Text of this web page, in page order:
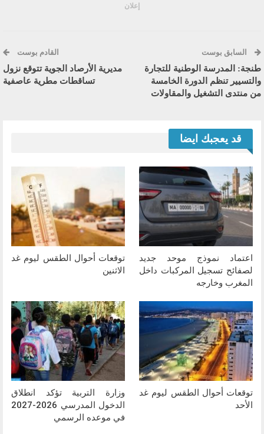
إعلان
السابق بوست
طنجة: المدرسة الوطنية للتجارة
والتسيير تنظم الدورة الخامسة
من منتدى التشغيل والمقاولات
القادم بوست
مديرية الأرصاد الجوية تتوقع نزول
تساقطات مطرية عاصفية
قد يعجبك ايضا
اعتماد نموذج موحد جديد
لصفائح تسجيل المركبات داخل
المغرب وخارجه
توقعات أحوال الطقس ليوم غد
الاثنين
توقعات أحوال الطقس ليوم غد
الأحد
وزارة التربية تؤكد انطلاق
الدخول المدرسي 2026-2027
في موعده الرسمي